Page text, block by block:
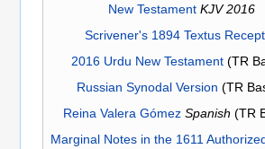
New Testament KJV 2016
Scrivener's 1894 Textus
2016 Urdu New Testament(TR
Russian Synodal Version (TR
Reina Valera Gómez Spanish (TR
Marginal Notes in the 1611